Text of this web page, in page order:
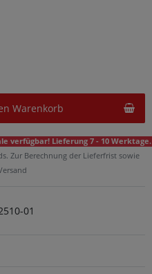
Warenkorb
verfügbar! Lieferung 7 - 10 Werktage.
Zur Berechnung der Lieferfrist sowie
01